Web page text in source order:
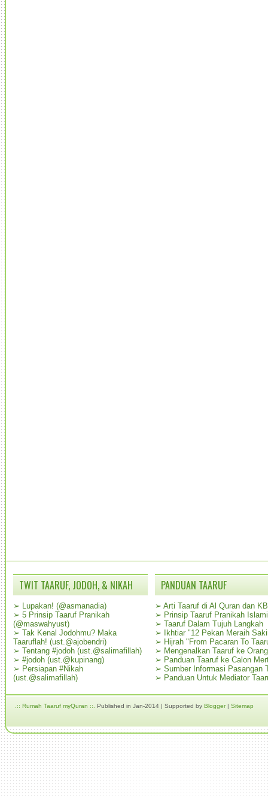
TWIT TAARUF, JODOH, & NIKAH
➢ Lupakan! (@asmanadia)
➢ 5 Prinsip Taaruf Pranikah
(@maswahyust)
➢ Tak Kenal Jodohmu? Maka
Taaruflah! (ust.@ajobendri)
➢ Tentang #jodoh (ust.@salimafillah)
➢ #jodoh (ust.@kupinang)
➢ Persiapan #Nikah
(ust.@salimafillah)
PANDUAN TAARUF
➢ Arti Taaruf di Al Quran dan
➢ Prinsip Taaruf Pranikah Islami
➢ Taaruf Dalam Tujuh Langkah
➢
Ikhtiar "12 Pekan Meraih
➢ Hijrah "From Pacaran To
➢ Mengenalkan Taaruf ke
➢ Panduan Taaruf ke Calon
➢ Sumber Informasi Pasangan
➢ Panduan Untuk Mediator
.:: Rumah Taaruf myQuran ::. Published in Jan-2014 | Supported by Blogger| Sitemap